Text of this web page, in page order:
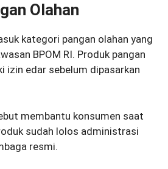
Olahan
kategori pangan olahan yang
BPOM RI. Produk pangan
izin edar sebelum dipasarkan
membantu konsumen saat
sudah lolos administrasi
resmi.